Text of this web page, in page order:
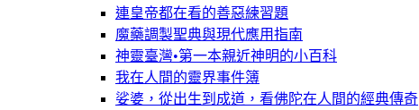
連皇帝都在看的善惡練習題
魔藥調製聖典與現代應用指南
神靈臺灣•第一本親近神明的小百科
我在人間的靈界事件簿
娑婆，從出生到成道，看佛陀在人間的經典傳奇